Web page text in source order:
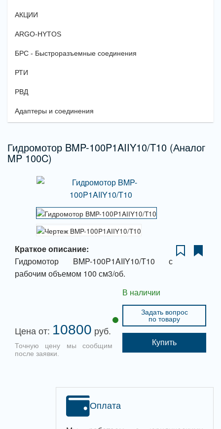
АКЦИИ
ARGO-HYTOS
БРС - Быстроразъемные соединения
РТИ
РВД
Адаптеры и соединения
Гидромотор BMP-100P1AIIY10/T10 (Аналог
MP 100C)
Краткое описание:
Гидромотор BMP-100P1AIIY10/T10 с
рабочим объемом 100 см3/об.
Цена от: 10800 руб.
Точную цену мы сообщим
после заявки.
В наличии
Задать вопрос
по товару
Купить
Оплата